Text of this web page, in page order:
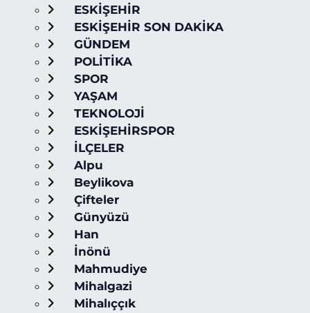
ESKİŞEHİR
ESKİŞEHİR SON DAKİKA
GÜNDEM
POLİTİKA
SPOR
YAŞAM
TEKNOLOJİ
ESKİŞEHİRSPOR
İLÇELER
Alpu
Beylikova
Çifteler
Günyüzü
Han
İnönü
Mahmudiye
Mihalgazi
Mihalıççık